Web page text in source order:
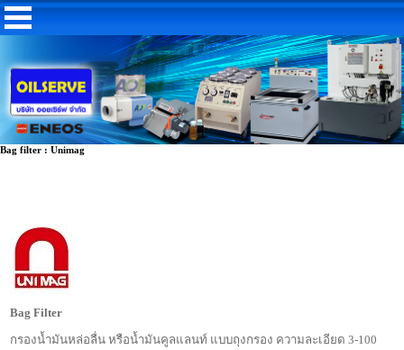
Bag filter : Unimag
Bag Filter
กรองน้ำมันหล่อลื่น หรือน้ำมันคูลแลนท์ แบบถุงกรอง ความละเอียด 3-100